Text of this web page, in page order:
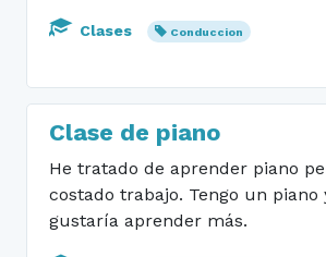
Clases Conduccion
Clase de piano
He tratado de aprender piano
costado trabajo. Tengo un piano
gustaría aprender más.